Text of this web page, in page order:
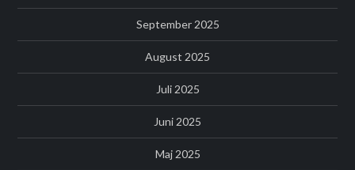
September 2025
August 2025
Juli 2025
Juni 2025
Maj 2025